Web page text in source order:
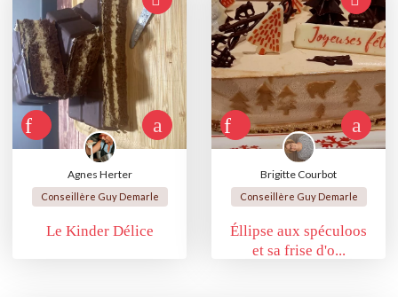
Agnes Herter
Conseillère Guy Demarle
Le Kinder Délice
Brigitte Courbot
Conseillère Guy Demarle
Éllipse aux spéculoos
et sa frise d'o...